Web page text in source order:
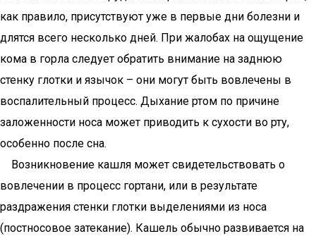
как правило, присутствуют уже в первые дни болезни и
длятся всего несколько дней. При жалобах на ощущение
кома в горла следует обратить внимание на заднюю
стенку глотки и язычок – они могут быть вовлечены в
воспалительный процесс. Дыхание ртом по причине
заложенности носа может приводить к сухости во рту,
особенно после сна.
Возникновение кашля может свидетельствовать о
вовлечении в процесс гортани, или в результате
раздражения стенки глотки выделениями из носа
(постносовое затекание). Кашель обычно развивается на